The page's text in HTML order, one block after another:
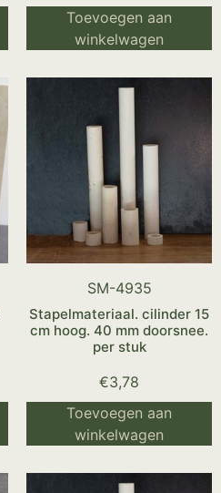
Toevoegen aan
winkelwagen
SM-4935
Stapelmateriaal. cilinder 15
cm hoog. 40 mm doorsnee.
per stuk
€3,78
Toevoegen aan
winkelwagen